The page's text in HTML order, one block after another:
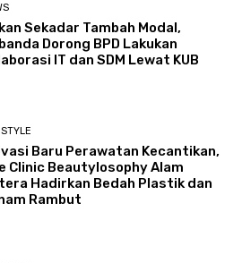
Sekadar Tambah Modal,
Dorong BPD Lakukan
IT dan SDM Lewat KUB
Baru Perawatan Kecantikan,
Clinic Beautylosophy Alam
Hadirkan Bedah Plastik dan
Rambut